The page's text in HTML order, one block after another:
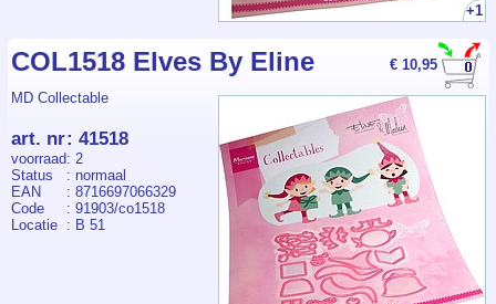
+1
€ 10,95
COL1518 Elves By Eline
MD Collectable
art. nr: 41518
voorraad: 2
Status
: normaal
EAN
: 8716697066329
Code
: 91903/co1518
Locatie : B 51